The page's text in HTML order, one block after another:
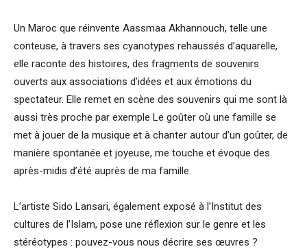
Un Maroc que réinvente Aassmaa Akhannouch, telle une
conteuse, à travers ses cyanotypes rehaussés d’aquarelle,
elle raconte des histoires, des fragments de souvenirs
ouverts aux associations d’idées et aux émotions du
spectateur. Elle remet en scène des souvenirs qui me sont là
aussi très proche par exemple Le goûter où une famille se
met à jouer de la musique et à chanter autour d’un goûter, de
manière spontanée et joyeuse, me touche et évoque des
après-midis d’été auprès de ma famille.
L’artiste Sido Lansari, également exposé à l’Institut des
cultures de l’Islam, pose une réflexion sur le genre et les
stéréotypes : pouvez-vous nous décrire ses œuvres ?